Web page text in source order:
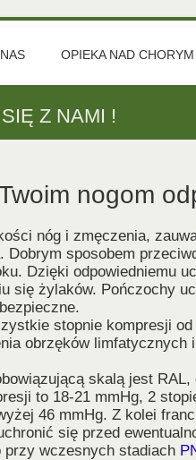
SIĘ Z NAMI !
OPIEKA NAD CHORYM
HIGIENA - MYCIE CIAŁA
HIGIENA INTYMNA
WYROBY CHŁONNE -
WYROBY CHŁONNE -
PROFILAKTYKA
nogom
nóg i zmęczenia,
sposobem
Dzięki odpowiedniemu
się żylaków. Pończochy
stopnie kompresji
obrzęków limfatycznych
skalą jest
to 18-21 mmHg, 2
46 mmHg. Z kolei
się przed
wczesnych stadiach